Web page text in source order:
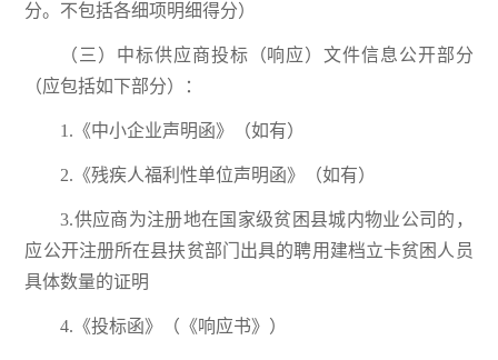
分。不包括各细项明细得分）
（三）中标供应商投标（响应）文件信息公开部分
（应包括如下部分）：
1.《中小企业声明函》（如有）
2.《残疾人福利性单位声明函》（如有）
3.供应商为注册地在国家级贫困县城内物业公司的，
应公开注册所在县扶贫部门出具的聘用建档立卡贫困人员
具体数量的证明
4.《投标函》（《响应书》）